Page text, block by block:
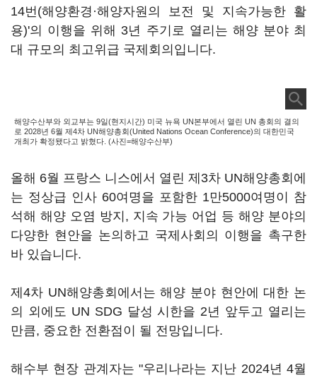
14번(해양환경·해양자원의 보전 및 지속가능한 활
용)'의 이행을 위해 3년 주기로 열리는 해양 분야 최
대 규모의 최고위급 국제회의입니다.
해양수산부와 외교부는 9일(현지시간) 미국 뉴욕 UN본부에서 열린 UN 총회의 결의
로 2028년 6월 제4차 UN해양총회(United Nations Ocean Conference)의 대한민국
개최가 확정됐다고 밝혔다. (사진=해양수산부)
올해 6월 프랑스 니스에서 열린 제3차 UN해양총회에
는 정상급 인사 60여명을 포함한 1만5000여명이 참
석해 해양 오염 방지, 지속 가능 어업 등 해양 분야의
다양한 현안을 논의하고 국제사회의 이행을 촉구한
바 있습니다.
제4차 UN해양총회에서는 해양 분야 현안에 대한 논
의 외에도 UN SDG 달성 시한을 2년 앞두고 열리는
만큼, 중요한 전환점이 될 전망입니다.
해수부 현장 관계자는 "우리나라는 지난 2024년 4월